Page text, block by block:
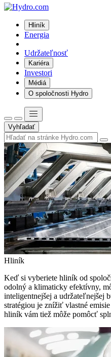
Hliník
Energia
Udržateľnosť
Kariéra
Investori
Médiá
O spoločnosti Hydro
Vyhľadať
Hliník
Keď si vyberiete hliník od
odolný a klimaticky efektívny,
inteligentnejšej a udržateľnejšej
stratégiou je znížiť vlastné
hliník vám tiež môže pomôcť